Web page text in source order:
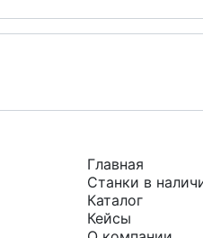
Главная
Станки в
Каталог
Кейсы